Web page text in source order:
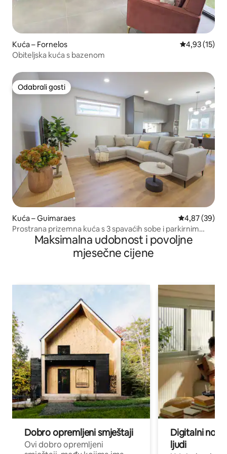
Kuća – Fornelos Prosječna
4,93 (15)
Obiteljska kuća s bazenom
Odabrali gosti
Odabrali gosti
Kuća – Guimaraes Prosječna
4,87 (39)
Prostrana prizemna kuća s 3 spavaćih sobe i parkirnim
mjestomMaksimalna udobnost i povoljne
mjesečne cijene
Dobro opremljeni smještaji
Ovi dobro opremljeni
Digitalni
ljudi